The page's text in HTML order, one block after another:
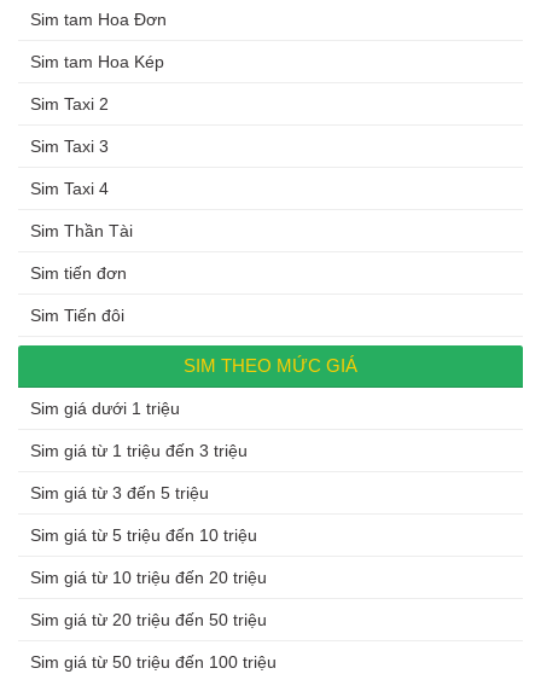
Sim tam Hoa Đơn
Sim tam Hoa Kép
Sim Taxi 2
Sim Taxi 3
Sim Taxi 4
Sim Thần Tài
Sim tiến đơn
Sim Tiến đôi
SIM THEO MỨC GIÁ
Sim giá dưới 1 triệu
Sim giá từ 1 triệu đến 3 triệu
Sim giá từ 3 đến 5 triệu
Sim giá từ 5 triệu đến 10 triệu
Sim giá từ 10 triệu đến 20 triệu
Sim giá từ 20 triệu đến 50 triệu
Sim giá từ 50 triệu đến 100 triệu